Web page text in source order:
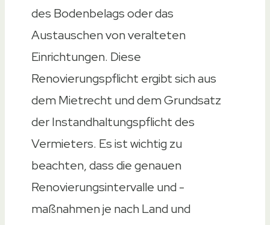
des Bodenbelags oder das
Austauschen von veralteten
Einrichtungen. Diese
Renovierungspflicht ergibt sich aus
dem Mietrecht und dem Grundsatz
der Instandhaltungspflicht des
Vermieters. Es ist wichtig zu
beachten, dass die genauen
Renovierungsintervalle und -
maßnahmen je nach Land und